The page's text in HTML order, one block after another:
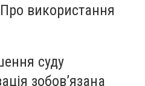
використання
суду
зобов’язана